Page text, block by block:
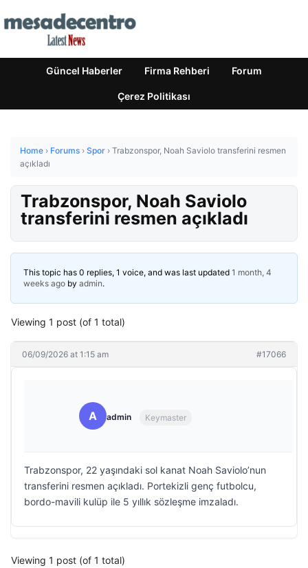
Güncel Haberler Firma Rehberi Forum
Çerez Politikası
Home › Forums › Spor › Trabzonspor, Noah Saviolo transferini resmen
açıkladı
Trabzonspor, Noah Saviolo
transferini resmen açıkladı
This topic has 0 replies, 1 voice, and was last updated 1 month, 4
weeks ago by admin.
Viewing 1 post (of 1 total)
06/09/2026 at 1:15 am #17066
A admin Keymaster
Trabzonspor, 22 yaşındaki sol kanat Noah Saviolo’nun
transferini resmen açıkladı. Portekizli genç futbolcu,
bordo-mavili kulüp ile 5 yıllık sözleşme imzaladı.
Viewing 1 post (of 1 total)